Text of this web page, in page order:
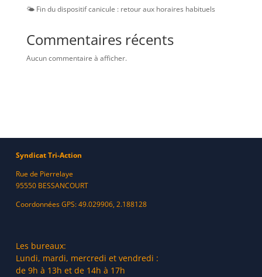
🌤️ Fin du dispositif canicule : retour aux horaires habituels
Commentaires récents
Aucun commentaire à afficher.
Syndicat Tri-Action
Rue de Pierrelaye
95550 BESSANCOURT
Coordonnées GPS: 49.029906, 2.188128
Les bureaux:
Lundi, mardi, mercredi et vendredi :
de 9h à 13h et de 14h à 17h